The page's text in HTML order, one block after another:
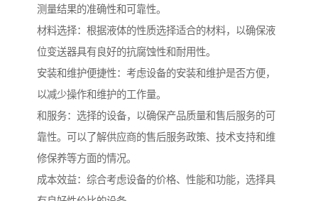
测量结果的准确性和可靠性。
材料选择：根据液体的性质选择适合的材料，以确保液
位变送器具有良好的抗腐蚀性和耐用性。
安装和维护便捷性：考虑设备的安装和维护是否方便，
以减少操作和维护的工作量。
和服务：选择的设备，以确保产品质量和售后服务的可
靠性。可以了解供应商的售后服务政策、技术支持和维
修保养等方面的情况。
成本效益：综合考虑设备的价格、性能和功能，选择具